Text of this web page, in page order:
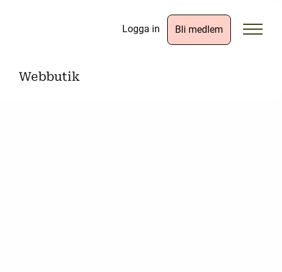
Logga in Bli medlem
Webbutik